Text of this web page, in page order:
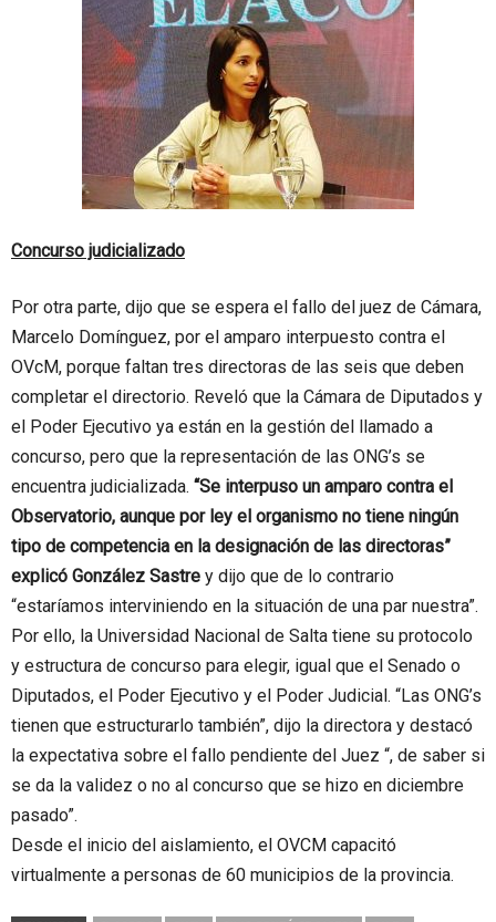
Concurso judicializado
Por otra parte, dijo que se espera el fallo del juez de Cámara,
Marcelo Domínguez, por el amparo interpuesto contra el
OVcM, porque faltan tres directoras de las seis que deben
completar el directorio. Reveló que la Cámara de Diputados y
el Poder Ejecutivo ya están en la gestión del llamado a
concurso, pero que la representación de las ONG’s se
encuentra judicializada. “Se interpuso un amparo contra el
Observatorio, aunque por ley el organismo no tiene ningún
tipo de competencia en la designación de las directoras”
explicó González Sastre y dijo que de lo contrario
“estaríamos interviniendo en la situación de una par nuestra”.
Por ello, la Universidad Nacional de Salta tiene su protocolo
y estructura de concurso para elegir, igual que el Senado o
Diputados, el Poder Ejecutivo y el Poder Judicial. “Las ONG’s
tienen que estructurarlo también”, dijo la directora y destacó
la expectativa sobre el fallo pendiente del Juez “, de saber si
se da la validez o no al concurso que se hizo en diciembre
pasado”.
Desde el inicio del aislamiento, el OVCM capacitó
virtualmente a personas de 60 municipios de la provincia.